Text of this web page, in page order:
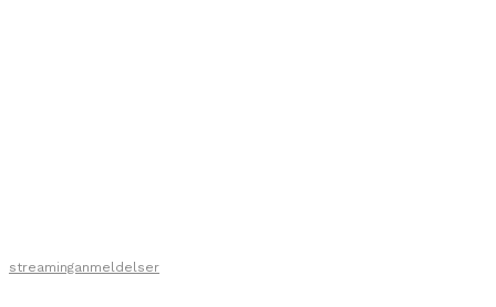
streaminganmeldelser